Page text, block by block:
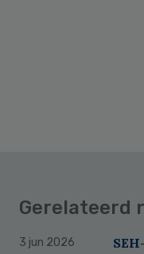
Gerelateerd
3 jun 2026